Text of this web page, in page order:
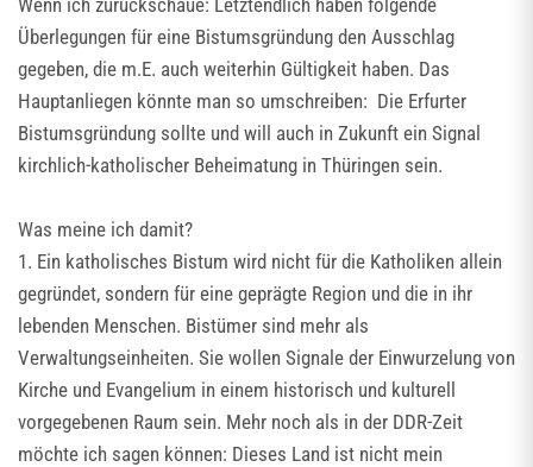
Wenn ich zurückschaue: Letztendlich haben folgende
Überlegungen für eine Bistumsgründung den Ausschlag
gegeben, die m.E. auch weiterhin Gültigkeit haben. Das
Hauptanliegen könnte man so umschreiben: Die Erfurter
Bistumsgründung sollte und will auch in Zukunft ein Signal
kirchlich-katholischer Beheimatung in Thüringen sein.
Was meine ich damit?
1. Ein katholisches Bistum wird nicht für die Katholiken allein
gegründet, sondern für eine geprägte Region und die in ihr
lebenden Menschen. Bistümer sind mehr als
Verwaltungseinheiten. Sie wollen Signale der Einwurzelung von
Kirche und Evangelium in einem historisch und kulturell
vorgegebenen Raum sein. Mehr noch als in der DDR-Zeit
möchte ich sagen können: Dieses Land ist nicht mein